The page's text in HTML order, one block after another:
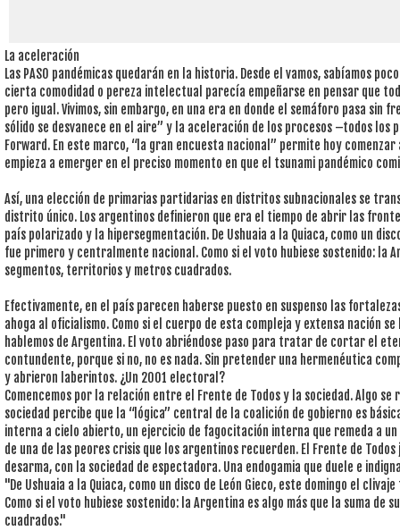
La aceleración
Las PASO pandémicas quedarán en la historia. Desde el vamos, sabíamos
cierta comodidad o pereza intelectual parecía empeñarse en pensar que
pero igual. Vivimos, sin embargo, en una era en donde el semáforo pasa sin
sólido se desvanece en el aire” y la aceleración de los procesos –todos los
Forward. En este marco, “la gran encuesta nacional” permite hoy
empieza a emerger en el preciso momento en que el tsunami pandémico
Así, una elección de primarias partidarias en distritos subnacionales se
distrito único. Los argentinos definieron que era el tiempo de abrir las
país polarizado y la hipersegmentación. De Ushuaia a la Quiaca, como un
fue primero y centralmente nacional. Como si el voto hubiese sostenido: la
segmentos, territorios y metros cuadrados.
Efectivamente, en el país parecen haberse puesto en suspenso las
ahoga al oficialismo. Como si el cuerpo de esta compleja y extensa nación
hablemos de Argentina. El voto abriéndose paso para tratar de cortar el
contundente, porque si no, no es nada. Sin pretender una hermenéutica
y abrieron laberintos. ¿Un 2001 electoral?
Comencemos por la relación entre el Frente de Todos y la sociedad. Algo se
sociedad percibe que la “lógica” central de la coalición de gobierno es
interna a cielo abierto, un ejercicio de fagocitación interna que remeda a un
de una de las peores crisis que los argentinos recuerden. El Frente de Todos
desarma, con la sociedad de espectadora. Una endogamia que duele e
"De Ushuaia a la Quiaca, como un disco de León Gieco, este domingo el
Como si el voto hubiese sostenido: la Argentina es algo más que la suma
cuadrados."